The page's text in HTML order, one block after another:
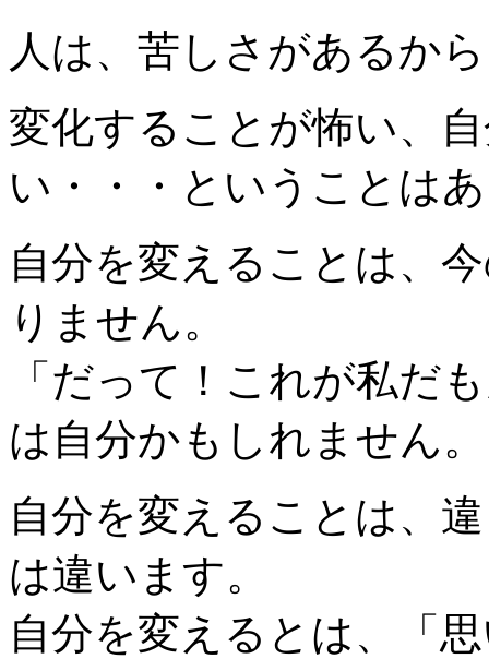
人は、苦しさがあるか
変化することが怖い、
い・・・ということは
自分を変えることは、
りません。
「だって！これが私だ
は自分かもしれません。
自分を変えることは、
は違います。
自分を変えるとは、「